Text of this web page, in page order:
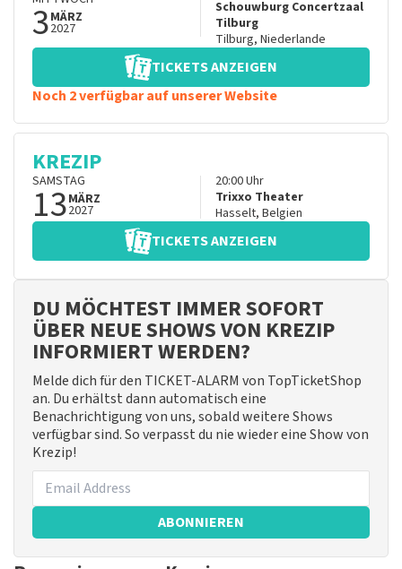
3MÄRZ
2027
Schouwburg Concertzaal
Tilburg
Tilburg, Niederlande
TICKETS ANZEIGEN
Noch 2 verfügbar auf unserer Website
KREZIP
SAMSTAG
13MÄRZ
2027
20:00Uhr
Trixxo Theater
Hasselt, Belgien
TICKETS ANZEIGEN
DU MÖCHTEST IMMER SOFORT
ÜBER NEUE SHOWS VON KREZIP
INFORMIERT WERDEN?
Melde dich für den TICKET-ALARM von TopTicketShop
an. Du erhältst dann automatisch eine
Benachrichtigung von uns, sobald weitere Shows
verfügbar sind. So verpasst du nie wieder eine Show von
Krezip!
ABONNIEREN